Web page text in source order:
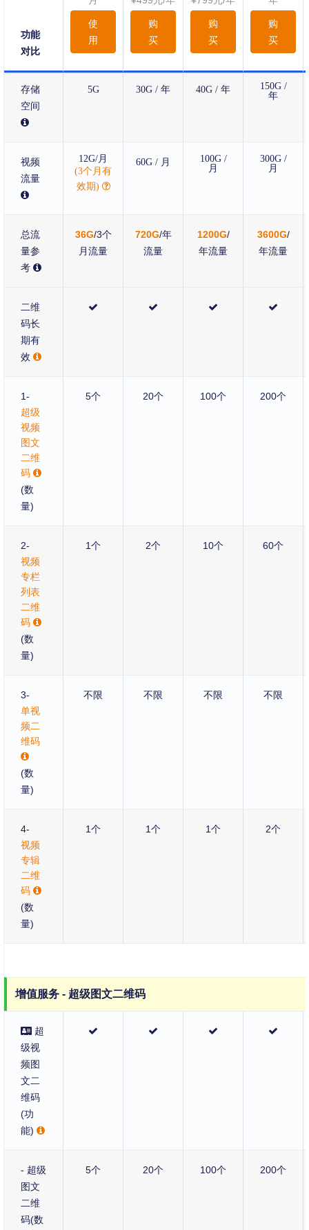
功能
对比
使
用
购
买
购
买
购
买
套餐基本配置
存储
空间
5G 30G / 年 40G / 年
150G /
年
视频
流量
12G/月
(3个月有
效期)
60G / 月
100G /
月
300G /
月
总流
量参
考
36G/3个
月流量
720G/年
流量
1200G/
年流量
3600G/
年流量
二维
码长
期有
效
1-
超级
视频
图文
二维
码
(数
量)
5个 20个 100个 200个
2-
视频
专栏
列表
二维
码
(数
量)
1个 2个 10个 60个
3-
单视
频二
维码
(数
量)
不限 不限 不限 不限
4-
视频
专辑
二维
码
(数
量)
1个 1个 1个 2个
增值服务 - 超级图文二维码
超
级视
频图
文二
维码
(功
能)
- 超级
图文
二维
码(数
5个 20个 100个 200个